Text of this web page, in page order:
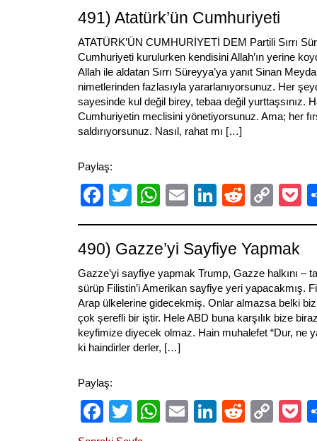
491) Atatürk’ün Cumhuriyeti
ATATÜRK’ÜN CUMHURİYETİ DEM Partili Sırrı
Cumhuriyeti kurulurken kendisini Allah’ın yerine
Allah ile aldatan Sırrı Süreyya’ya yanıt Sinan
nimetlerinden fazlasıyla yararlanıyorsunuz. Her
sayesinde kul değil birey, tebaa değil yurttaşsınız.
Cumhuriyetin meclisini yönetiyorsunuz. Ama; her
saldırıyorsunuz. Nasıl, rahat mı […]
Paylaş:
Facebook
TwitterWhatsApp
EmailLinkedIn
Reddit
Link
490) Gazze’yi Sayfiye Yapmak
Gazze’yi sayfiye yapmak Trump, Gazze halkını –
sürüp Filistin’i Amerikan sayfiye yeri yapacakmış.
Arap ülkelerine gidecekmiş. Onlar almazsa belki biz
çok şerefli bir iştir. Hele ABD buna karşılık bize
keyfimize diyecek olmaz. Hain muhalefet “Dur, ne
ki haindirler derler, […]
Paylaş:
Facebook
TwitterWhatsApp
EmailLinkedIn
Reddit